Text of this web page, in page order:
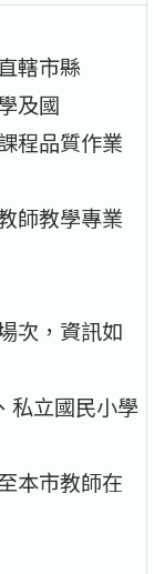
轄市縣
及國
程品質作業
師教學專業
次，資訊如
私立國民小學
本市教師在